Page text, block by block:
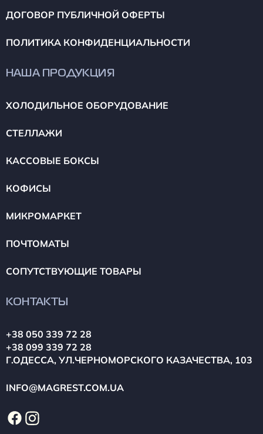
ДОГОВОР ПУБЛИЧНОЙ ОФЕРТЫ
ПОЛИТИКА КОНФИДЕНЦИАЛЬНОСТИ
НАША ПРОДУКЦИЯ
ХОЛОДИЛЬНОЕ ОБОРУДОВАНИЕ
СТЕЛЛАЖИ
КАССОВЫЕ БОКСЫ
КОФИСЫ
МИКРОМАРКЕТ
ПОЧТОМАТЫ
СОПУТСТВУЮЩИЕ ТОВАРЫ
КОНТАКТЫ
+38 050 339 72 28
+38 099 339 72 28
Г.ОДЕССА, УЛ.ЧЕРНОМОРСКОГО КАЗАЧЕСТВА, 103
INFO@MAGREST.COM.UA